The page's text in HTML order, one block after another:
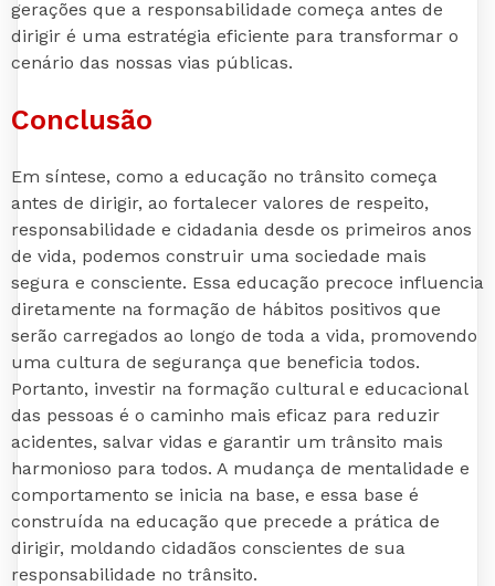
gerações que a responsabilidade começa antes de
dirigir é uma estratégia eficiente para transformar o
cenário das nossas vias públicas.
Conclusão
Em síntese, como a educação no trânsito começa
antes de dirigir, ao fortalecer valores de respeito,
responsabilidade e cidadania desde os primeiros anos
de vida, podemos construir uma sociedade mais
segura e consciente. Essa educação precoce influencia
diretamente na formação de hábitos positivos que
serão carregados ao longo de toda a vida, promovendo
uma cultura de segurança que beneficia todos.
Portanto, investir na formação cultural e educacional
das pessoas é o caminho mais eficaz para reduzir
acidentes, salvar vidas e garantir um trânsito mais
harmonioso para todos. A mudança de mentalidade e
comportamento se inicia na base, e essa base é
construída na educação que precede a prática de
dirigir, moldando cidadãos conscientes de sua
responsabilidade no trânsito.